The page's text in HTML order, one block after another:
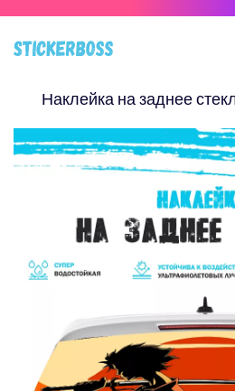
Наклейка на заднее